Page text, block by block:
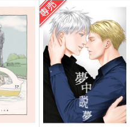
1,100
五条悟×七海建人
サンプル
作品詳細